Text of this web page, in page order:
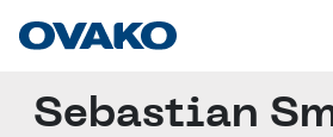
INDUSTRILÖSNINGAR
Sebastian